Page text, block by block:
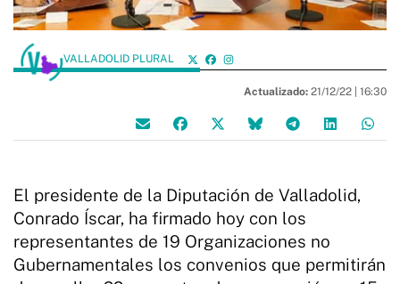
VALLADOLID PLURAL
Actualizado: 21/12/22 | 16:30
El presidente de la Diputación de Valladolid,
Conrado Íscar, ha firmado hoy con los
representantes de 19 Organizaciones no
Gubernamentales los convenios que permitirán